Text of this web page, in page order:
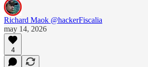
Richard Maok @hackerFiscalia
may 14, 2026
4